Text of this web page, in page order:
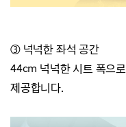
③ 넉넉한 좌석 공간
44cm 넉넉한 시트 폭으로
제공합니다.